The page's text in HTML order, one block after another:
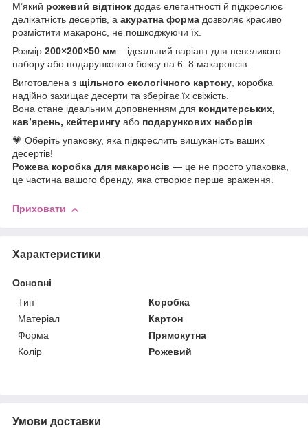
М’який рожевий відтінок додає елегантності й підкреслює
делікатність десертів, а акуратна форма дозволяє красиво
розмістити макаронс, не пошкоджуючи їх.
Розмір 200×200×50 мм – ідеальний варіант для невеликого
набору або подарункового боксу на 6–8 макаронсів.
Виготовлена з щільного екологічного картону, коробка
надійно захищає десерти та зберігає їх свіжість.
Вона стане ідеальним доповненням для кондитерських,
кав’ярень, кейтерингу або подарункових наборів.
💗 Оберіть упаковку, яка підкреслить вишуканість ваших
десертів!
Рожева коробка для макаронсів — це не просто упаковка,
це частина вашого бренду, яка створює перше враження.
Приховати
Характеристики
Основні
Тип
Коробка
Матеріал
Картон
Форма
Прямокутна
Колір
Рожевий
Умови доставки